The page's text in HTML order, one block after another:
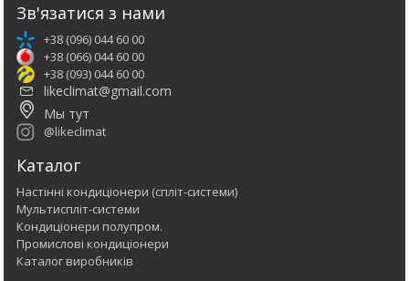
Зв'язатися з нами
+38 (096) 044 60 00
+38 (066) 044 60 00
+38 (093) 044 60 00
likeclimat@gmail.com
Мы тут
@likeclimat
Каталог
Настінні кондиціонери (спліт-системи)
Мультиспліт-системи
Кондиціонери полупром.
Промислові кондиціонери
Каталог виробників